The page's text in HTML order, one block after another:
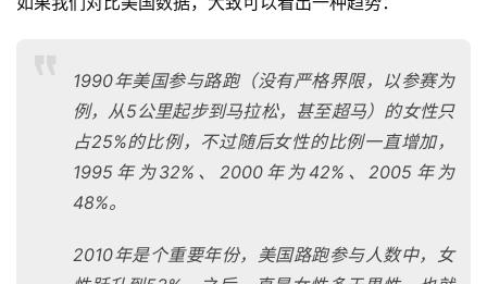
1990年美国参与路跑（没有严格界限，以参赛为
例，从5公里起步到马拉松，甚至超马）的女性只
占25%的比例，不过随后女性的比例一直增加，
1995年为32%、2000年为42%、2005年为
48%。
2010年是个重要年份，美国路跑参与人数中，女